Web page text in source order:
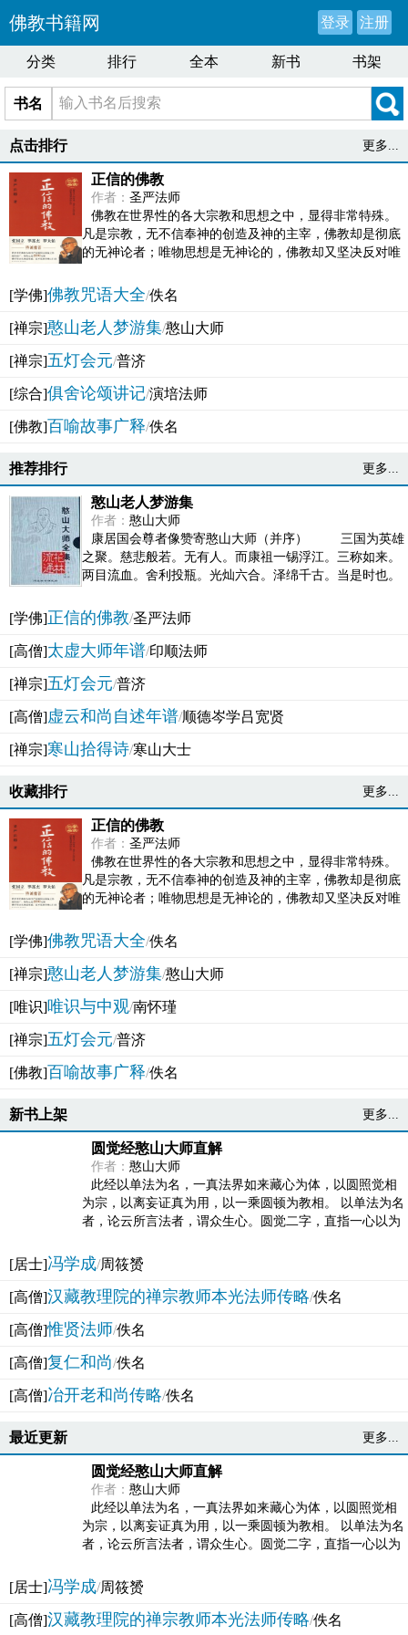
佛教书籍网 登录 注册
分类 排行 全本 新书 书架
书名
点击排行 更多...
正信的佛教
作者： 圣严法师
佛教在世界性的各大宗教和思想之中，显得非常特殊。
凡是宗教，无不信奉神的创造及神的主宰，佛教却是彻底
的无神论者；唯物思想是无神论的，佛教却又坚决反对唯
[学佛]佛教咒语大全/佚名
[禅宗]憨山老人梦游集/憨山大师
[禅宗]五灯会元/普济
[综合]俱舍论颂讲记/演培法师
[佛教]百喻故事广释/佚名
推荐排行 更多...
憨山老人梦游集
作者： 憨山大师
康居国会尊者像赞寄憨山大师（并序） 三国为英雄
之聚。慈悲般若。无有人。而康祖一锡浮江。三称如来。
两目流血。舍利投瓶。光灿六合。泽绵千古。当是时也。
[学佛]正信的佛教/圣严法师
[高僧]太虚大师年谱/印顺法师
[禅宗]五灯会元/普济
[高僧]虚云和尚自述年谱/顺德岑学吕宽贤
[禅宗]寒山拾得诗/寒山大士
收藏排行 更多...
正信的佛教
作者： 圣严法师
佛教在世界性的各大宗教和思想之中，显得非常特殊。
凡是宗教，无不信奉神的创造及神的主宰，佛教却是彻底
的无神论者；唯物思想是无神论的，佛教却又坚决反对唯
[学佛]佛教咒语大全/佚名
[禅宗]憨山老人梦游集/憨山大师
[唯识]唯识与中观/南怀瑾
[禅宗]五灯会元/普济
[佛教]百喻故事广释/佚名
新书上架 更多...
圆觉经憨山大师直解
作者： 憨山大师
此经以单法为名，一真法界如来藏心为体，以圆照觉相
为宗，以离妄证真为用，以一乘圆顿为教相。 以单法为名
者，论云所言法者，谓众生心。圆觉二字，直指一心以为
[居士]冯学成/周筱赟
[高僧]汉藏教理院的禅宗教师本光法师传略/佚名
[高僧]惟贤法师/佚名
[高僧]复仁和尚/佚名
[高僧]冶开老和尚传略/佚名
最近更新 更多...
圆觉经憨山大师直解
作者： 憨山大师
此经以单法为名，一真法界如来藏心为体，以圆照觉相
为宗，以离妄证真为用，以一乘圆顿为教相。 以单法为名
者，论云所言法者，谓众生心。圆觉二字，直指一心以为
[居士]冯学成/周筱赟
[高僧]汉藏教理院的禅宗教师本光法师传略/佚名